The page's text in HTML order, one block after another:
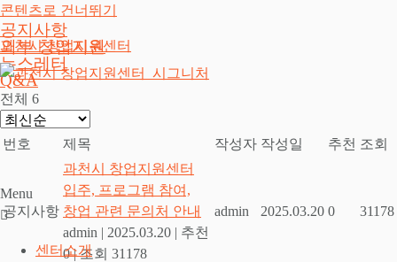
콘텐츠로 건너뛰기
과천시 창업지원센터
Menu
센터소개
공지사항
외부 창업지원
뉴스레터
Q&A
전체 6
번호 제목 작성자 작성일 추천 조회
공지사항
과천시 창업지원센터
입주, 프로그램 참여,
창업 관련 문의처 안내
admin | 2025.03.20 | 추천
0 | 조회 31178
admin 2025.03.20 0 31178